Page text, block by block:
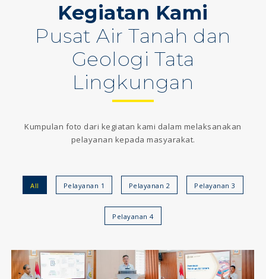
Kegiatan Kami
Pusat Air Tanah dan
Geologi Tata
Lingkungan
Kumpulan foto dari kegiatan kami dalam melaksanakan
pelayanan kepada masyarakat.
All Pelayanan 1 Pelayanan 2 Pelayanan 3
Pelayanan 4